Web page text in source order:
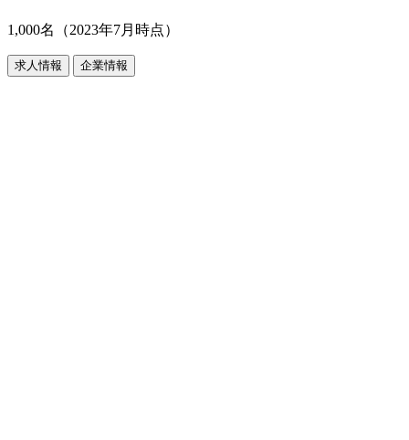
1,000名（2023年7月時点）
求人情報 企業情報